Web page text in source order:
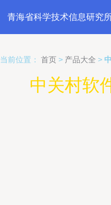
青海省科学技术信息研究
当前位置： 首页 > 产品大全 >
中关村软